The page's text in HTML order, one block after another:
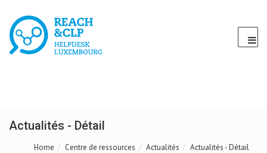
Actualités - Détail
Home Centre de ressources Actualités Actualités - Détail